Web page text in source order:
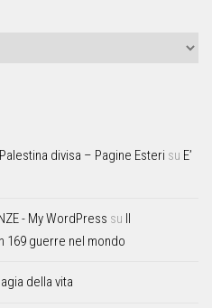
divisa – Pagine Esteri su E’
- My WordPress su Il
169 guerre nel mondo
della vita